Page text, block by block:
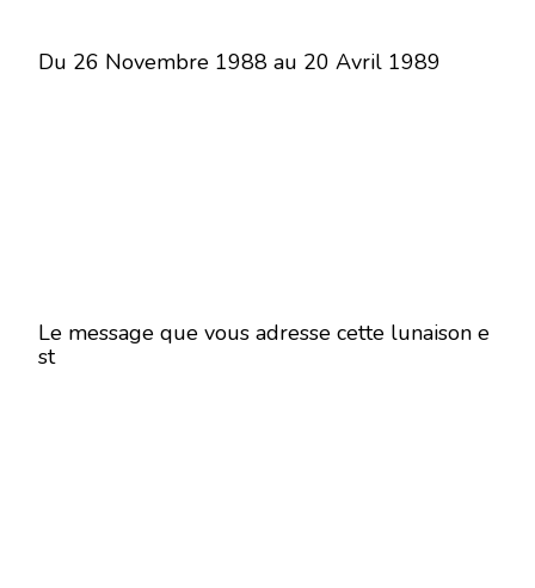
Du 26 Novembre 1988 au 20 Avril 1989
Le message que vous adresse cette lunaison e
st